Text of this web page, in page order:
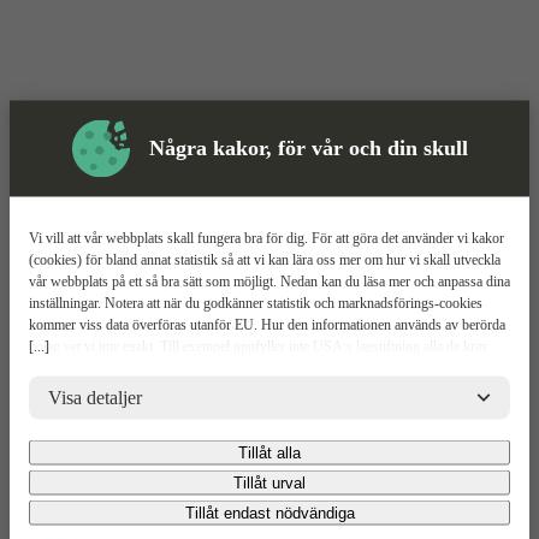
Några kakor, för vår och din skull
[...]
Vi vill att vår webbplats skall fungera bra för dig. För att göra det använder vi kakor
(cookies) för bland annat statistik så att vi kan lära oss mer om hur vi skall utveckla
vår webbplats på ett så bra sätt som möjligt. Nedan kan du läsa mer och anpassa dina
inställningar. Notera att när du godkänner statistik och marknadsförings-cookies
kommer viss data överföras utanför EU. Hur den informationen används av berörda
bolag vet vi inte exakt. Till exempel uppfyller inte USA:s lagstiftning alla de krav
risker för dina personuppgifter. De berörda bolagen måste lämna över uppgifter till
brottsbekämpande myndigheter i USA om de får en sådan begäran. Det kan dock
gällande eventuella personuppgifter som de brottsbekämpande myndigheterna har
fått tillgång till. Genom att godkänna statistik och marknadsförings-cookies nedan
bekräftar du att du samtycker till att data överförs till tredje land.
Visa detaljer
Tillåt alla
Tillåt urval
Tillåt endast nödvändiga
Hilti WDB-S